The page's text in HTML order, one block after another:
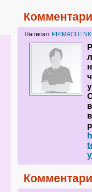
Написал: